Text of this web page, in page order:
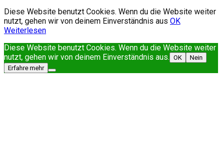
Diese Website benutzt Cookies. Wenn du die Website weiter
nutzt, gehen wir von deinem Einverständnis aus OK
Weiterlesen
Diese Website benutzt Cookies. Wenn du die Website weiter
nutzt, gehen wir von deinem Einverständnis aus. OK
Nein
Erfahre mehr